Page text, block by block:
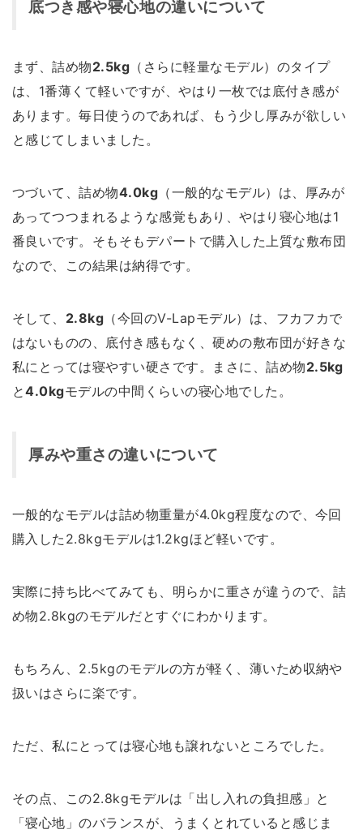
底つき感や寝心地の違いについて
まず、詰め物2.5kg （さらに軽量なモデル）のタイプ
は、1番薄くて軽いですが、やはり一枚では底付き感が
あります。毎日使うのであれば、もう少し厚みが欲しい
と感じてしまいました。
つづいて、詰め物4.0kg （一般的なモデル）は、厚みが
あってつつまれるような感覚もあり、やはり寝心地は1
番良いです。そもそもデパートで購入した上質な敷布団
なので、この結果は納得です。
そして、 2.8kg （今回のV-Lapモデル）は、フカフカで
はないものの、底付き感もなく、硬めの敷布団が好きな
私にとっては寝やすい硬さです。まさに、詰め物2.5kg
と4.0kgモデルの中間くらいの寝心地でした。
厚みや重さの違いについて
一般的なモデルは詰め物重量が4.0kg程度なので、今回
購入した2.8kgモデルは1.2kgほど軽いです。
実際に持ち比べてみても、明らかに重さが違うので、詰
め物2.8kgのモデルだとすぐにわかります。
もちろん、2.5kgのモデルの方が軽く、薄いため収納や
扱いはさらに楽です。
ただ、私にとっては寝心地も譲れないところでした。
その点、この2.8kgモデルは「出し入れの負担感」と
「寝心地」のバランスが、うまくとれていると感じま